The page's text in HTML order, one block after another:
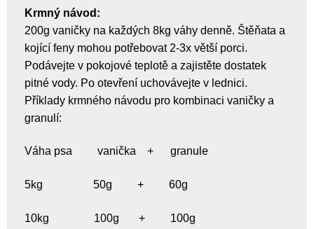
Krmný návod:
200g vaničky na každých 8kg váhy denně. Štěňata a
kojící feny mohou potřebovat 2-3x větší porci.
Podávejte v pokojové teplotě a zajistěte dostatek
pitné vody. Po otevření uchovávejte v lednici.
Příklady krmného návodu pro kombinaci vaničky a
granulí:
Váha psa vanička + granule
5kg 50g + 60g
10kg 100g + 100g